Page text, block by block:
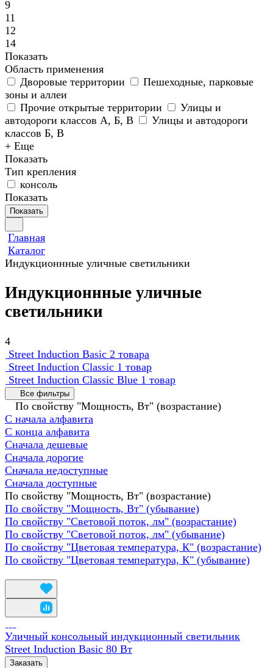
9
11
12
14
Показать
Область применения
Дворовые территории
Пешеходные, парковые
зоны и аллеи
Прочие открытые территории
Улицы и
автодороги классов А, Б, В
Улицы и автодороги
классов Б, В
+ Еще
Показать
Тип крепления
консоль
Показать
Показать
Главная
Каталог
Индукционнные уличные светильники
Индукционнные уличные
светильники
4
Street Induction Basic 2 товара
Street Induction Classic 1 товар
Street Induction Classic Blue 1 товар
Все фильтры
По свойству "Мощность, Вт" (возрастание)
С начала алфавита
С конца алфавита
Сначала дешевые
Сначала дорогие
Сначала недоступные
Сначала доступные
По свойству "Мощность, Вт" (возрастание)
По свойству "Мощность, Вт" (убывание)
По свойству "Световой поток, лм" (возрастание)
По свойству "Световой поток, лм" (убывание)
По свойству "Цветовая температура, К" (возрастание)
По свойству "Цветовая температура, К" (убывание)
Уличный консольный индукционный светильник
Street Induction Basic 80 Вт
Заказать